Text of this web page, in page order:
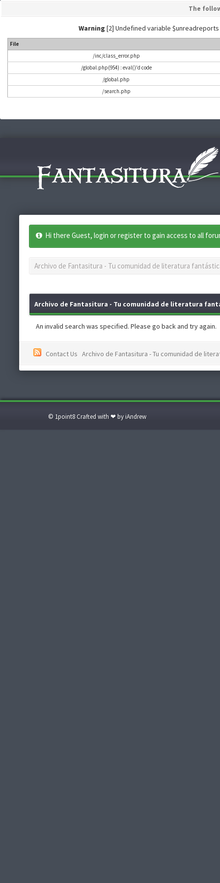
The
Warning [2] Undefined variable $unreadreports
File
/inc/class_error.php
/global.php(954) : eval()'d code
/global.php
/search.php
Hi there Guest, login or register to gain access to all
Archivo de Fantasitura - Tu comunidad de literatura
Archivo de Fantasitura - Tu comunidad de literatura
An invalid search was specified. Please go back and try again.
Contact Us Archivo de Fantasitura - Tu comunidad de
© 1point8 Crafted with ❤ by iAndrew